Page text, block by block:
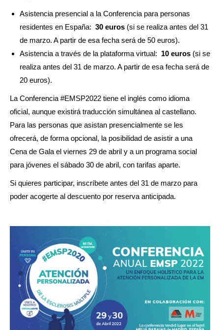
Asistencia presencial a la Conferencia para personas
residentes en España: 30 euros (si se realiza antes del 31
de marzo. A partir de esa fecha será de 50 euros).
Asistencia a través de la plataforma virtual: 10 euros (si se
realiza antes del 31 de marzo. A partir de esa fecha será de
20 euros).
La Conferencia #EMSP2022 tiene el inglés como idioma
oficial, aunque existirá traducción simultánea al castellano.
Para las personas que asistan presencialmente se les
ofrecerá, de forma opcional, la posibilidad de asistir a una
Cena de Gala el viernes 29 de abril y a un programa social
para jóvenes el sábado 30 de abril, con tarifas aparte.
Si quieres participar, inscríbete antes del 31 de marzo para
poder acogerte al descuento por reserva anticipada.